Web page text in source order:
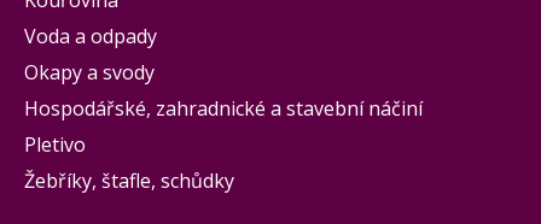
Voda a odpady
Okapy a svody
Hospodářské, zahradnické a stavební náčiní
Pletivo
Žebříky, štafle, schůdky